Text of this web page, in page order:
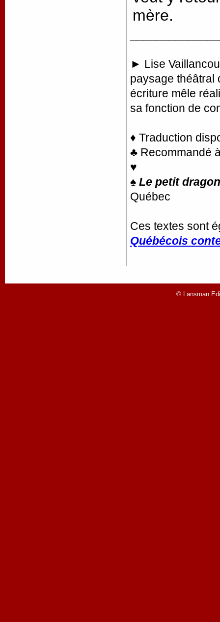
mère.
► Lise
paysage théâtral
écriture mêle
sa fonction de
♦ Traduction
♣ Recommandé
♥
♠ Le petit dragon
Québec
Ces textes sont
Québécois
© Lansman